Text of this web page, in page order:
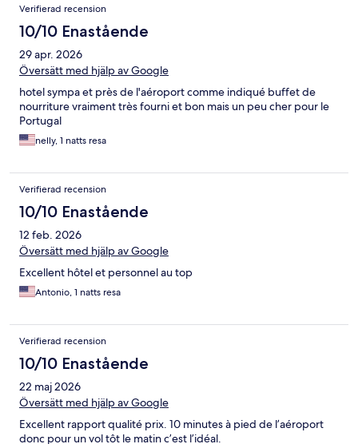
Verifierad recension
10/10 Enastående
29 apr. 2026
Översätt med hjälp av Google
hotel sympa et près de l'aéroport comme indiqué buffet de
nourriture vraiment très fourni et bon mais un peu cher pour le
Portugal
nelly, 1 natts resa
Verifierad recension
10/10 Enastående
12 feb. 2026
Översätt med hjälp av Google
Excellent hôtel et personnel au top
Antonio, 1 natts resa
Verifierad recension
10/10 Enastående
22 maj 2026
Översätt med hjälp av Google
Excellent rapport qualité prix. 10 minutes à pied de l’aéroport
donc pour un vol tôt le matin c’est l’idéal.